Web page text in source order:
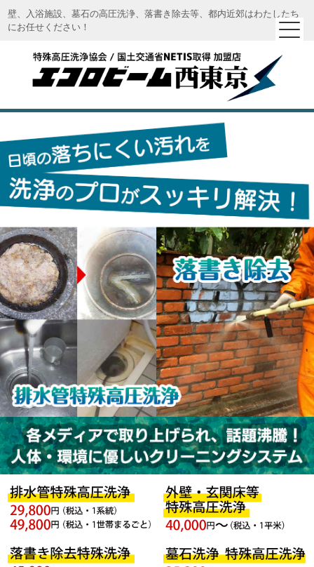
壁、入浴施設、墓石の高圧洗浄、落書き除去等、都内近郊はわたしたち
にお任せください！
エコロビーム西東京｜特殊高圧洗浄 エコロビーム